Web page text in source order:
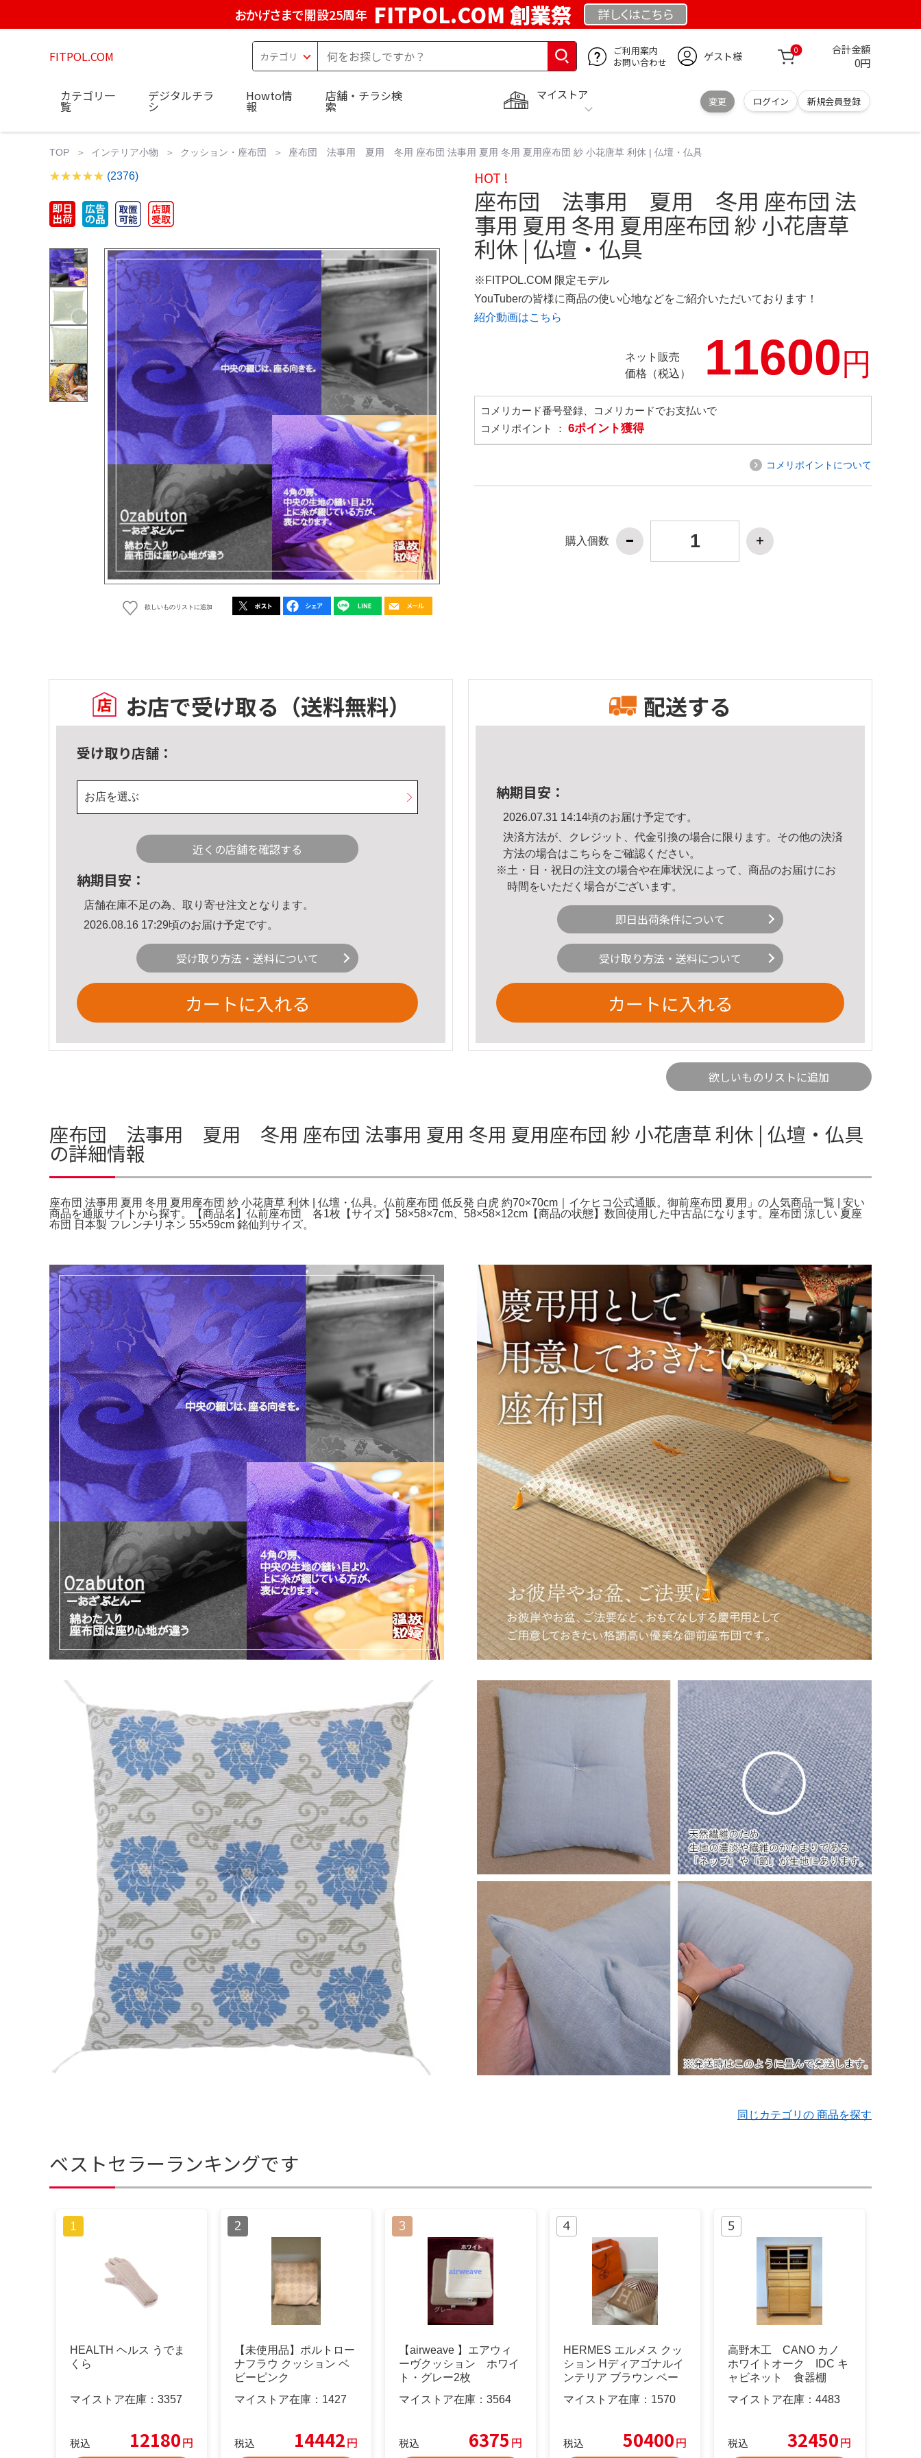
おかげさまで開設25周年 FITPOL.COM 創業祭 詳しくはこちら
FITPOL.COM
ご利用案内
お問い合わせ
ゲスト様 0 合計金額
0円
マイストア
変更 ログイン 新規会員登録
カテゴリ一
覧
デジタルチラ
シ
Howto情
報
店舗・チラシ検
索
TOP インテリア小物 クッション・座布団 座布団 法事用 夏用 冬用 座布団 法事用 夏用 冬用 夏用座布団 紗 小花唐草 利休 | 仏壇・仏具
(2376)
欲しいものリストに追加
HOT !
座布団 法事用 夏用 冬用 座布団 法
事用 夏用 冬用 夏用座布団 紗 小花唐草
利休 | 仏壇・仏具
※FITPOL.COM 限定モデル
YouTuberの皆様に商品の使い心地などをご紹介いただいております！
紹介動画はこちら
ネット販売
価格（税込）
11600円
コメリカード番号登録、コメリカードでお支払いで
コメリポイント ： 6ポイント獲得
コメリポイントについて
購入個数
お店で受け取る （送料無料）
受け取り店舗：
お店を選ぶ
近くの店舗を確認する
納期目安：
店舗在庫不足の為、取り寄せ注文となります。
2026.08.16 17:29頃のお届け予定です。
受け取り方法・送料について
カートに入れる
配送する
納期目安：
2026.07.31 14:14頃のお届け予定です。
決済方法が、クレジット、代金引換の場合に限ります。その他の決済
方法の場合はこちら をご確認ください。
※土・日・祝日の注文の場合や在庫状況によって、商品のお届けにお
時間をいただく場合がございます。
即日出荷条件について
受け取り方法・送料について
カートに入れる
欲しいものリストに追加
座布団 法事用 夏用 冬用 座布団 法事用 夏用 冬用 夏用座布団 紗 小花唐草 利休 | 仏壇・仏具
の詳細情報
座布団 法事用 夏用 冬用 夏用座布団 紗 小花唐草 利休 | 仏壇・仏具。仏前座布団 低反発 白虎 約70×70cm｜イケヒコ公式通販。御前座布団 夏用」の人気商品一覧 | 安い
商品を通販サイトから探す。【商品名】仏前座布団 各1枚【サイズ】58×58×7cm、58×58×12cm【商品の状態】数回使用した中古品になります。座布団 涼しい 夏座
布団 日本製 フレンチリネン 55×59cm 銘仙判サイズ。
同じカテゴリの 商品を探す
ベストセラーランキングです
HEALTH ヘルス うでま
くら
マイストア在庫： 3357
税込 12180円
【未使用品】ポルトロー
ナフラウ クッション ベ
ビーピンク
マイストア在庫： 1427
税込 14442円
【airweave 】エアウィ
ーヴクッション ホワイ
ト・グレー2枚
マイストア在庫： 3564
税込 6375 円
HERMES エルメス クッ
ション Hディアゴナルイ
ンテリア ブラウン ベー
マイストア在庫： 1570
税込 50400円
高野木工 CANO カノ
ホワイトオーク IDC キ
ャビネット 食器棚
マイストア在庫： 4483
税込 32450円